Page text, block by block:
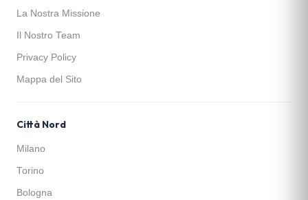
La Nostra Missione
Il Nostro Team
Privacy Policy
Mappa del Sito
Città Nord
Milano
Torino
Bologna